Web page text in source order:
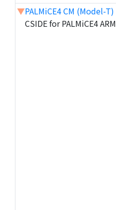
▼PALMiCE4 CM (Model-T)
CSIDE for PALMiCE4 ARM